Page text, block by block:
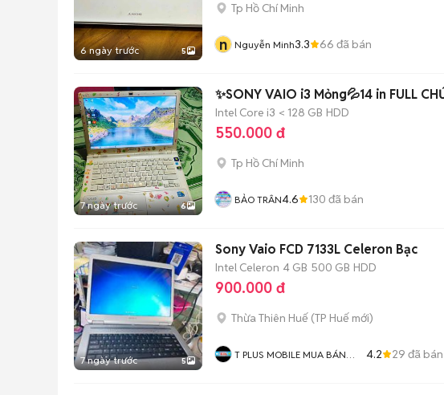
6 ngày trước 5
Tp Hồ Chí Minh
n Nguyễn Minh3.3 66 đã bán
7 ngày trước 6
✨SONY VAIO i3 Mỏng💦14 in FULL
Intel Core i3 < 128 GB HDD
550.000 đ
Tp Hồ Chí Minh
BẢO TRÂN4.6 130 đã bán
7 ngày trước 5
Sony Vaio FCD 7133L Celeron Bạc
Intel Celeron 4 GB 500 GB HDD
900.000 đ
Thừa Thiên Huế (TP Huế mới)
T PLUS MOBILE MUA BÁN
4.2 29 đã bán